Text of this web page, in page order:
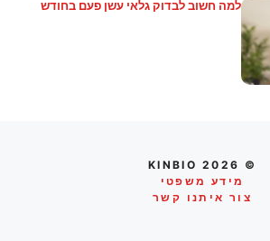
למה חשוב לבדוק גלאי עשן פעם בחודש
© 2026 KINBIO
מידע משפטי
צור איתנו קשר